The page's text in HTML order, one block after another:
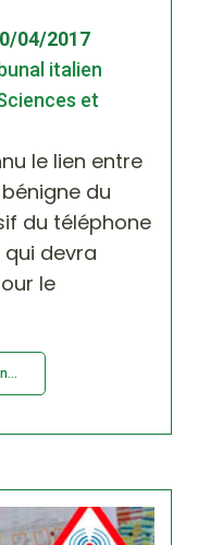
04/2017
italien
et
le lien entre
du
du téléphone
devra
le